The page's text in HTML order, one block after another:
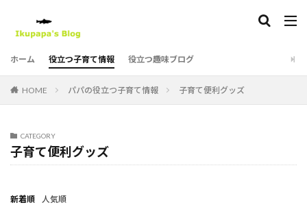
ホーム 役立つ子育て情報 役立つ趣味ブログ
HOME パパの役立つ子育て情報 子育て便利グッズ
CATEGORY
子育て便利グッズ
新着順 人気順
タグ
1107 ヨシタケシンスケ
ピングー
ポケットモンスター
ポケモン
ポリンキー
ホンダ
ミッフィー
もうぬげない
りんごかもしれない
子育て
忍たま乱太郎 星のカービィ
湖池屋